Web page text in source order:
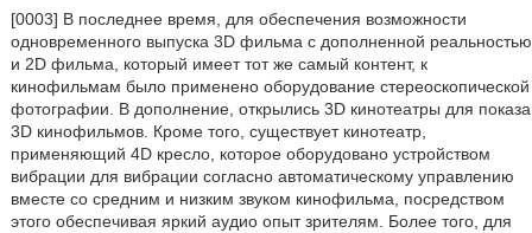
[0003] В последнее время, для обеспечения возможности
одновременного выпуска 3D фильма с дополненной реальностью
и 2D фильма, который имеет тот же самый контент, к
кинофильмам было применено оборудование стереоскопической
фотографии. В дополнение, открылись 3D кинотеатры для показа
3D кинофильмов. Кроме того, существует кинотеатр,
применяющий 4D кресло, которое оборудовано устройством
вибрации для вибрации согласно автоматическому управлению
вместе со средним и низким звуком кинофильма, посредством
этого обеспечивая яркий аудио опыт зрителям. Более того, для